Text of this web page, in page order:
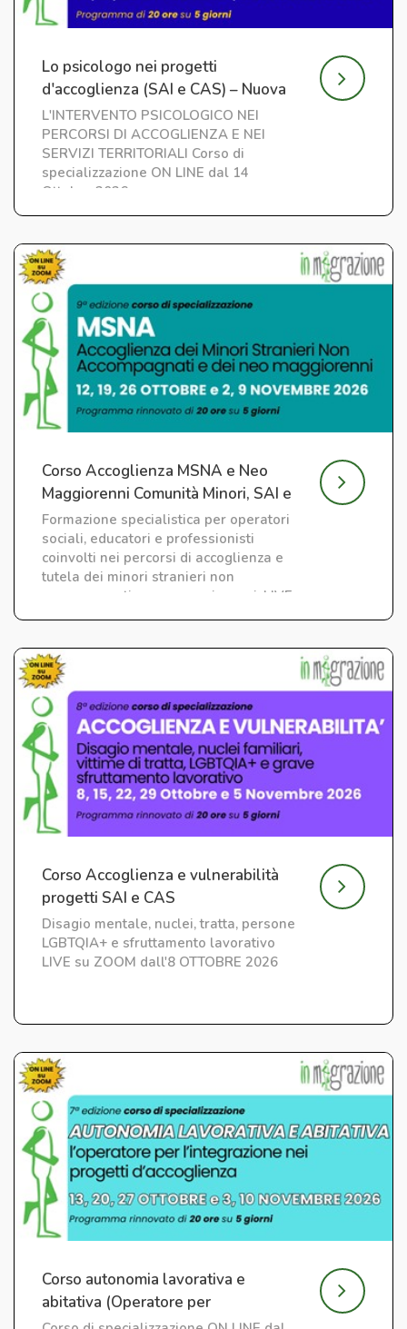
Lo psicologo nei progetti
d'accoglienza (SAI e CAS) – Nuova
edizione
L'INTERVENTO PSICOLOGICO NEI
PERCORSI DI ACCOGLIENZA E NEI
SERVIZI TERRITORIALI Corso di
specializzazione ON LINE dal 14
Ottobre 2026
Corso Accoglienza MSNA e Neo
Maggiorenni Comunità Minori, SAI e
CAS
Formazione specialistica per operatori
sociali, educatori e professionisti
coinvolti nei percorsi di accoglienza e
tutela dei minori stranieri non
accompagnati e neo maggiorenni. LIVE
Corso Accoglienza e vulnerabilità
progetti SAI e CAS
Disagio mentale, nuclei, tratta, persone
LGBTQIA+ e sfruttamento lavorativo
LIVE su ZOOM dall'8 OTTOBRE 2026
Corso autonomia lavorativa e
abitativa (Operatore per
l'Integrazione) ed. 7